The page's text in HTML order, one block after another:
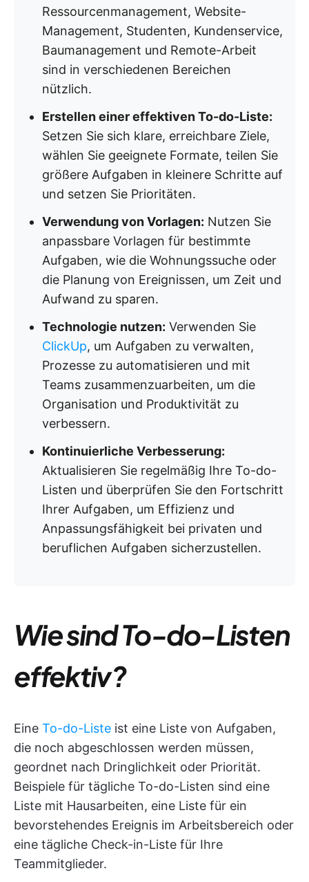
Ressourcenmanagement, Website-
Management, Studenten, Kundenservice,
Baumanagement und Remote-Arbeit
sind in verschiedenen Bereichen
nützlich.
Erstellen einer effektiven To-do-Liste:
Setzen Sie sich klare, erreichbare Ziele,
wählen Sie geeignete Formate, teilen Sie
größere Aufgaben in kleinere Schritte auf
und setzen Sie Prioritäten.
Verwendung von Vorlagen: Nutzen Sie
anpassbare Vorlagen für bestimmte
Aufgaben, wie die Wohnungssuche oder
die Planung von Ereignissen, um Zeit und
Aufwand zu sparen.
Technologie nutzen: Verwenden Sie
ClickUp, um Aufgaben zu verwalten,
Prozesse zu automatisieren und mit
Teams zusammenzuarbeiten, um die
Organisation und Produktivität zu
verbessern.
Kontinuierliche Verbesserung:
Aktualisieren Sie regelmäßig Ihre To-do-
Listen und überprüfen Sie den Fortschritt
Ihrer Aufgaben, um Effizienz und
Anpassungsfähigkeit bei privaten und
beruflichen Aufgaben sicherzustellen.
Wie sind To-do-Listen
effektiv?
Eine To-do-Liste ist eine Liste von Aufgaben,
die noch abgeschlossen werden müssen,
geordnet nach Dringlichkeit oder Priorität.
Beispiele für tägliche To-do-Listen sind eine
Liste mit Hausarbeiten, eine Liste für ein
bevorstehendes Ereignis im Arbeitsbereich oder
eine tägliche Check-in-Liste für Ihre
Teammitglieder.